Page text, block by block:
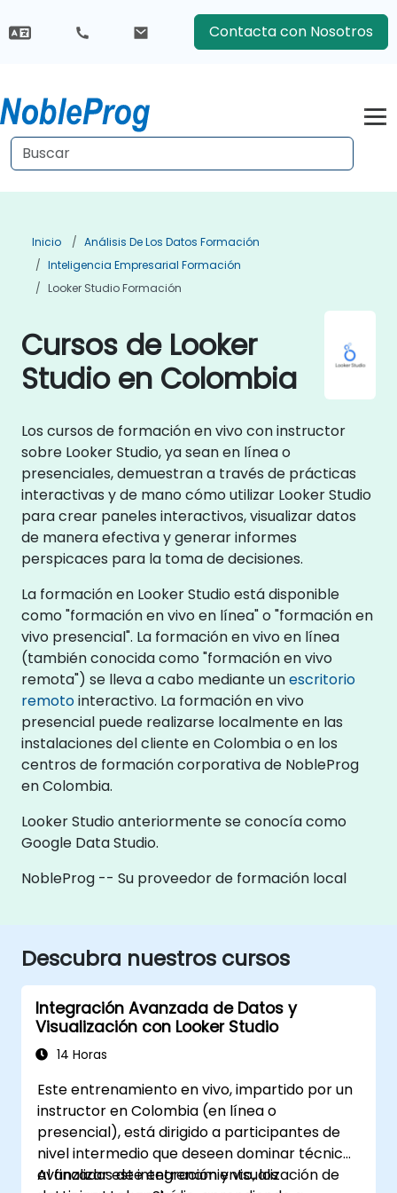
Contacta con Nosotros
Inicio
Análisis De Los Datos Formación
Inteligencia Empresarial Formación
Looker Studio Formación
Cursos de Looker
Studio en Colombia
Los cursos de formación en vivo con instructor
sobre Looker Studio, ya sean en línea o
presenciales, demuestran a través de prácticas
interactivas y de mano cómo utilizar Looker Studio
para crear paneles interactivos, visualizar datos
de manera efectiva y generar informes
perspicaces para la toma de decisiones.
La formación en Looker Studio está disponible
como "formación en vivo en línea" o "formación en
vivo presencial". La formación en vivo en línea
(también conocida como "formación en vivo
remota") se lleva a cabo mediante unescritorio
remotointeractivo. La formación en vivo
presencial puede realizarse localmente en las
instalaciones del cliente en Colombia o en los
centros de formación corporativa de NobleProg
en Colombia.
Looker Studio anteriormente se conocía como
Google Data Studio.
NobleProg -- Su proveedor de formación local
Descubra nuestros cursos
Integración Avanzada de Datos y
Visualización con Looker Studio
14 Horas
Este entrenamiento en vivo, impartido por un
instructor en Colombia (en línea o
presencial), está dirigido a participantes de
nivel intermedio que deseen dominar técnicas
avanzadas de integración y visualización de
Al finalizar este entrenamiento, los